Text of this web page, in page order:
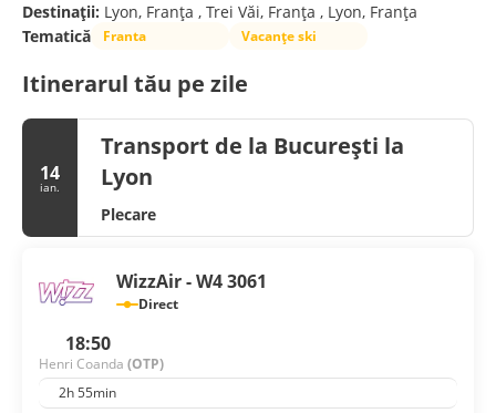
Destinații: Lyon, Franţa , Trei Văi, Franţa , Lyon, Franţa
Tematică
Franta Vacanțe ski
Itinerarul tău pe zile
14
ian.
Transport de la București la
Lyon
Plecare
WizzAir - W4 3061
Direct
18:50
Henri Coanda (OTP)
2h 55min